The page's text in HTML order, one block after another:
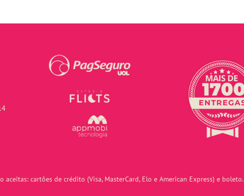
aceitas: cartões de crédito (Visa, MasterCard, Elo e American Express) e boleto.